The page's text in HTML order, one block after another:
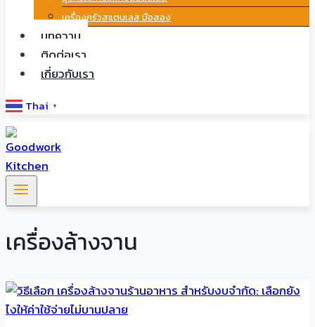
เครื่องครัวสแตนเลส มือสอง
บทความ
ติดต่อเรา
เกี่ยวกับเรา
Thai ▼
เครื่องล้างจาน